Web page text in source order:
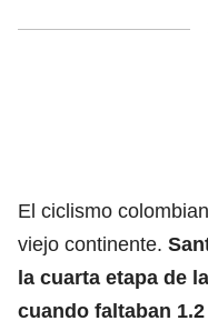
El ciclismo
viejo continente.
la cuarta etapa de la
cuando faltaban